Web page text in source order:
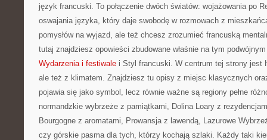
język francuski. To połączenie dwóch światów: wojażowania po
oswajania języka, który daje swobodę w rozmowach z
pomysłów na wyjazd, ale też chcesz zrozumieć francuską
tutaj znajdziesz opowieści zbudowane właśnie na tym
Wydarzenia i festiwale i Styl francuski. W centrum tej strony jest
ale też z klimatem. Znajdziesz tu opisy z miejsc klasycznych
pojawia się jako symbol, lecz równie ważne są regiony pełne
normandzkie wybrzeże z pamiątkami, Dolina Loary z
Bourgogne z aromatami, Prowansja z lawendą, Lazurowe
czy górskie pasma dla tych, którzy kochają szlaki. Każdy taki